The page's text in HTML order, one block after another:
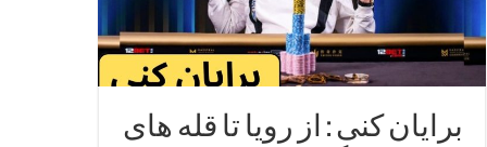
برایان کنی : از رویا تا قله‌ های